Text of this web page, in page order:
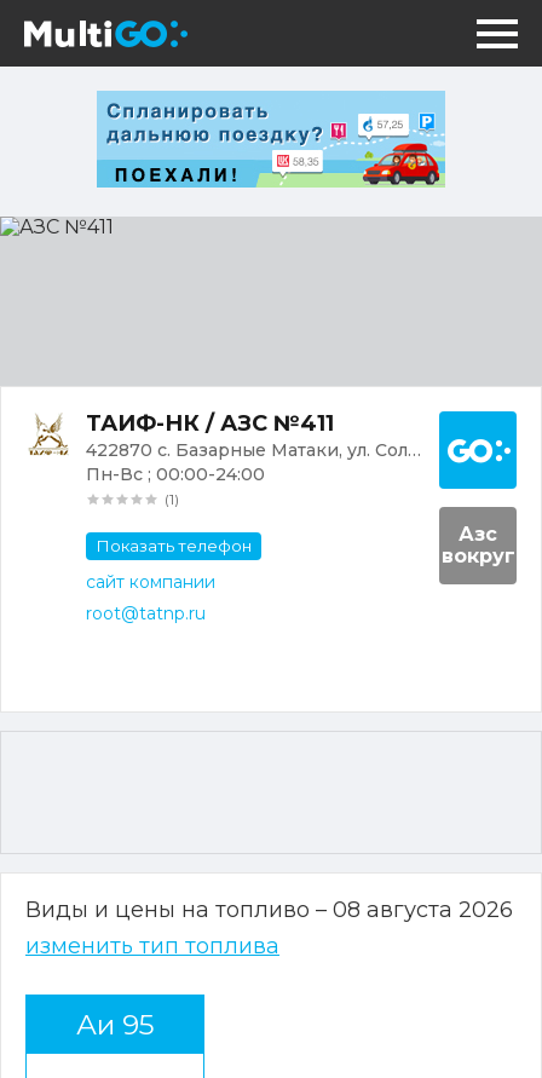
АЗС
ТАИФ-НК / АЗС №411
422870 с. Базарные Матаки, ул. Солнечная, 17
Пн-Вс ; 00:00-24:00
(1)
Показать телефон
сайт компании
root@tatnp.ru
Азс
вокруг
Виды и цены на топливо – 08 августа 2026
изменить тип топлива
Аи 95